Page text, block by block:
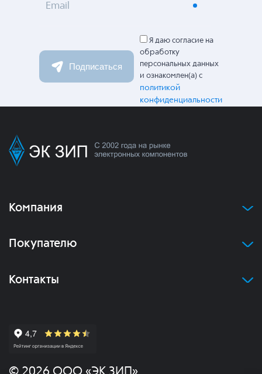
Email
Подписаться
Я даю согласие на
обработку
персональных данных
и ознакомлен(а) с
политикой
конфиденциальности
Компания
Покупателю
Контакты